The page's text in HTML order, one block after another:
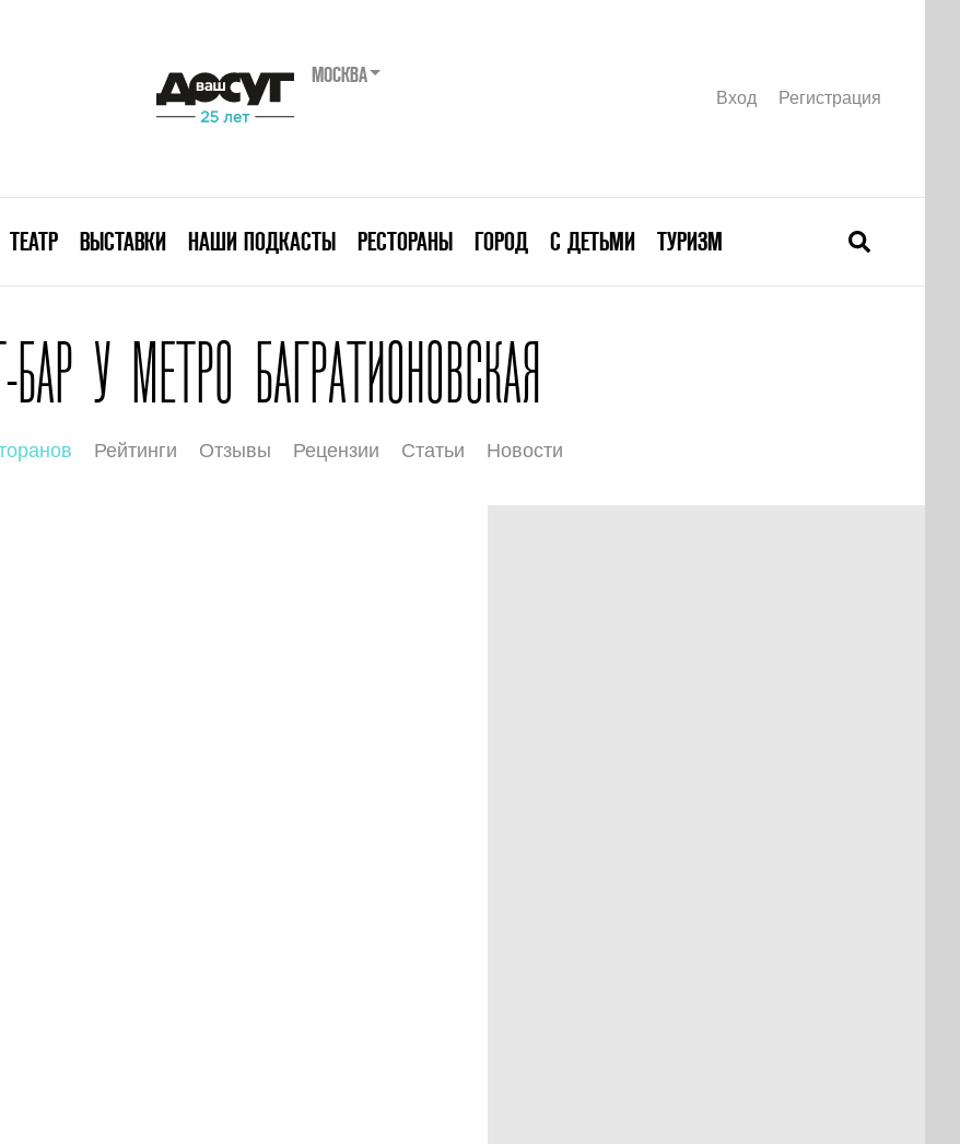
МОСКВА
Вход Регистрация
ТЕАТР ВЫСТАВКИ НАШИ ПОДКАСТЫ РЕСТОРАНЫ ГОРОД С ДЕТЬМИ ТУРИЗМ
БАР У МЕТРО БАГРАТИОНОВСКАЯ
Рейтинги Отзывы Рецензии Статьи Новости